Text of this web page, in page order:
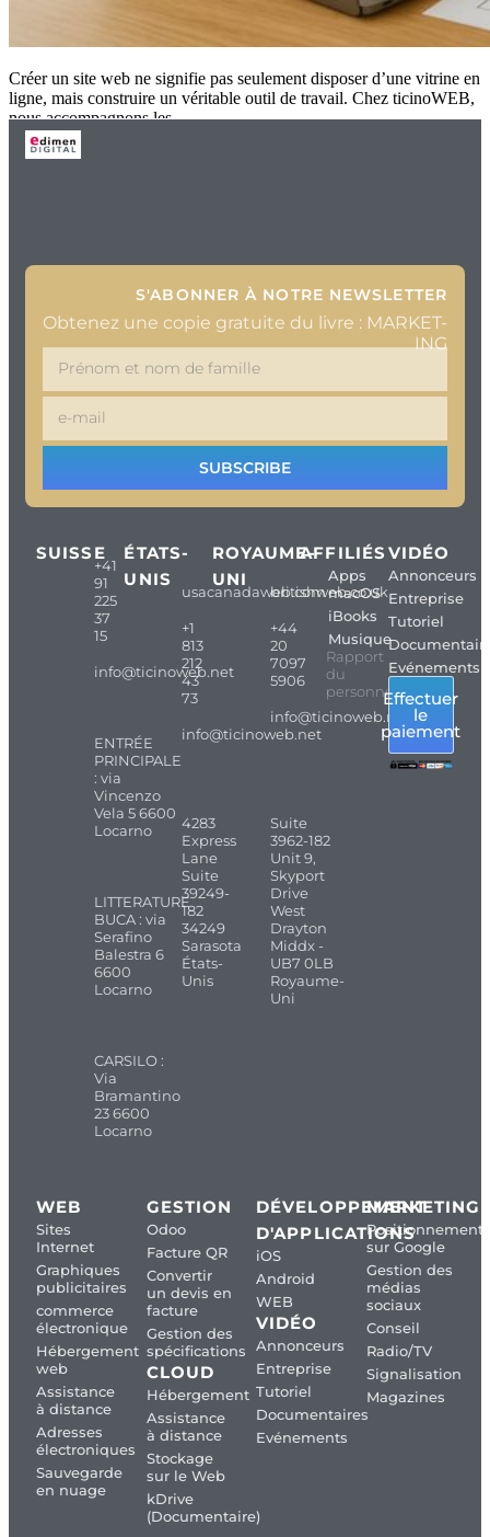
Créer un site web ne signifie pas seulement disposer d’une vitrine en
ligne, mais construire un véritable outil de travail. Chez ticinoWEB,
nous accompagnons les
S'ABONNER À NOTRE NEWSLETTER
Obtenez une copie gratuite du livre : MARKET-
ING
SUBSCRIBE
SUISSE
+41
91
225
37
15
info@ticinoweb.net
ENTRÉE
PRINCIPALE
: via
Vincenzo
Vela 5 6600
Locarno
LITTERATURE
BUCA : via
Serafino
Balestra 6
6600
Locarno
CARSILO :
Via
Bramantino
23 6600
Locarno
ÉTATS-
UNIS
usacanadaweb.com
+1
813
212
43
73
info@ticinoweb.net
4283
Express
Lane
Suite
39249-
182
34249
Sarasota
États-
Unis
ROYAUME-
UNI
britishweb.co.uk
+44
20
7097
5906
info@ticinoweb.net
Suite
3962-182
Unit 9,
Skyport
Drive
West
Drayton
Middx -
UB7 0LB
Royaume-
Uni
AFFILIÉS
Apps
macOS
iBooks
Musique
Rapport
du
personnel
VIDÉO
Annonceurs
Entreprise
Tutoriel
Evénements
Effectuer
le
paiement
WEB
Sites
Internet
Graphiques
publicitaires
commerce
électronique
Hébergement
web
Assistance
à distance
Adresses
électroniques
Sauvegarde
en nuage
GESTION
Odoo
Facture QR
Convertir
un devis en
facture
Gestion des
spécifications
CLOUD
Hébergement
Assistance
à distance
Stockage
sur le Web
kDrive
(Documentaire)
DÉVELOPPEMENT
D'APPLICATIONS
iOS
Android
WEB
VIDÉO
Annonceurs
Entreprise
Tutoriel
Documentaires
Evénements
MARKETING
Positionnement
sur Google
Gestion des
médias
sociaux
Conseil
Radio/TV
Signalisation
Magazines